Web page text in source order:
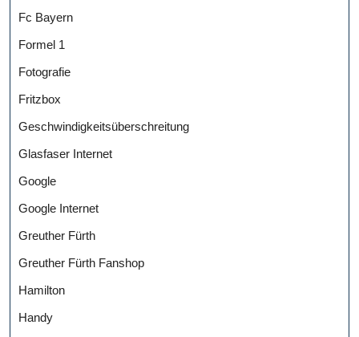
Fc Bayern
Formel 1
Fotografie
Fritzbox
Geschwindigkeitsüberschreitung
Glasfaser Internet
Google
Google Internet
Greuther Fürth
Greuther Fürth Fanshop
Hamilton
Handy